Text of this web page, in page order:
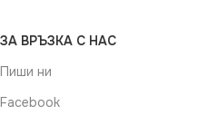
ЗА ВРЪЗКА С НАС
Пиши ни
Facebook